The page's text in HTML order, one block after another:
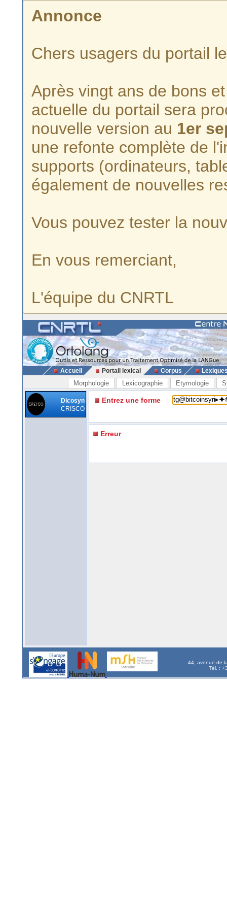
Annonce
Chers usagers du portail
Après vingt ans de bons
actuelle du portail sera
nouvelle version au 1er
une refonte complète de
supports (ordinateurs,
également de nouvelles
Vous pouvez tester la
En vous remerciant,
L'équipe du CNRTL
Accueil Portail lexical Corpus
Morphologie Lexicographie Etymologie
Dicosyn
CRISCO
Entrez une forme
Erreur
44, avenue de
Tél. :